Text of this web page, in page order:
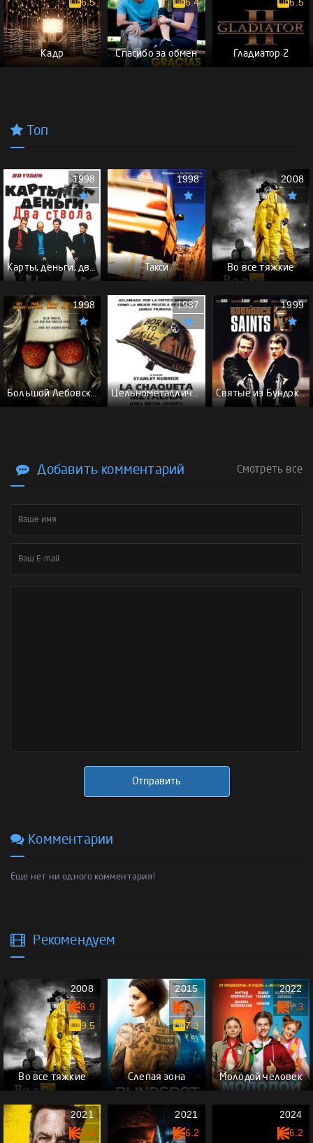
Кадр
6.5
Спасибо за обмен
6.4
Гладиатор 2
6.5
Топ
Карты, деньги, два ствола - (Перевод Гоблина)
1998
Такси
1998
Во все тяжкие
2008
Большой Лебовски - (Перевод Гоблина)
1998
Цельнометаллическая оболочка - (Перевод Гоблина)
1987
Святые из Бундока \ Святые из трущоб - (Перевод Гоблина)
1999
Добавить комментарий Смотреть все
Отправить
Комментарии
Еще нет ни одного комментария!
Рекомендуем
Во все тяжкие
2008
8.9
9.5
Слепая зона
2015
7.0
7.3
Молодой человек
2022
7.3
2021
7.4
2021
6.2
2024
6.2